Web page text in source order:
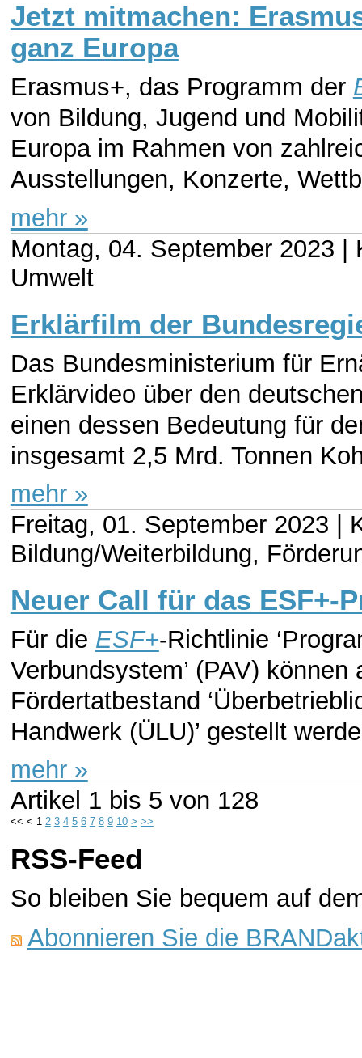
Jetzt mitmachen:
ganz Europa
Erasmus+, das Programm der
von Bildung, Jugend und
Europa im Rahmen von
Ausstellungen, Konzerte,
mehr »
Montag, 04. September 2023 |
Umwelt
Erklärfilm der
Das Bundesministerium für
Erklärvideo über den
einen dessen Bedeutung für
insgesamt 2,5 Mrd. Tonnen
mehr »
Freitag, 01. September 2023 |
Bildung/Weiterbildung,
Neuer Call für das ESF+-
Für die ESF+-Richtlinie
Verbundsystem’ (PAV)
Fördertatbestand
Handwerk (ÜLU)’ gestellt
mehr »
Artikel 1 bis 5 von 128
<< < 1 2 3 4 5 6 7 8 9 10 > >>
RSS-Feed
So bleiben Sie bequem auf
Abonnieren Sie die